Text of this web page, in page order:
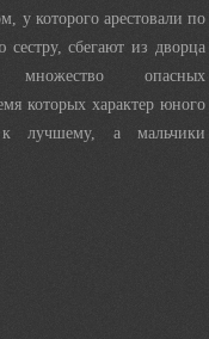
у которого арестовали по
сбегают из дворца
опасных
которых характер юного
к лучшему, а мальчики